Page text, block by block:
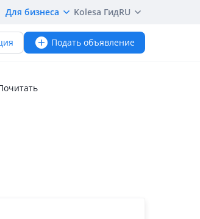
Для бизнеса Kolesa ГидRU
Подать объявление